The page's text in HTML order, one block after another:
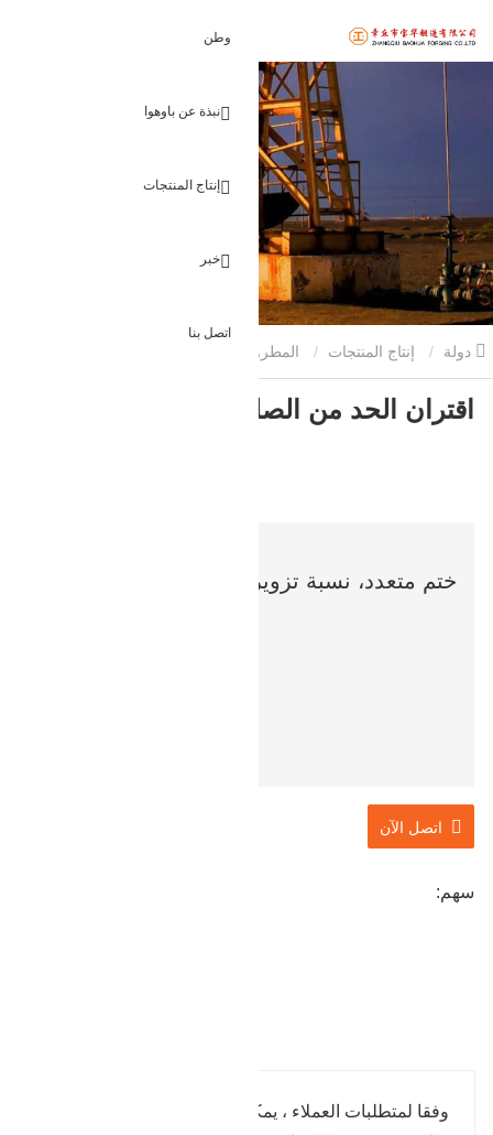
وطن
نبذة عن باوهوا
إنتاج المنتجات
خبر
اتصل بنا
إنتاج المنتجات المطروقات الزيتية
مزورة
اقتران الحد من الصلب مزورة
ختم متعدد، نسبة تزوير محسنة
اتصل الآن
سهم: